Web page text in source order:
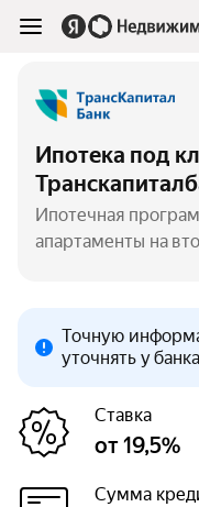
Ипотека под
Ипотечная
апартаменты на
Точную
уточнять у банка
Ставка
от 19,5%
Сумма